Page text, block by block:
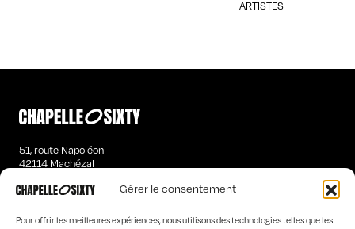
Gérer le consentement
Pour offrir les meilleures expériences, nous utilisons des technologies telles que les
ARTISTES
51, route Napoléon
42114 Machézal
contact@chapelle-sixty.fr
T-SHIRTS MANCHES LONGUES HOMME